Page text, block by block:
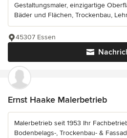
Gestaltungsmaler, einzigartige
Bäder und Flächen, Trockenbau,
45307 Essen
Ernst Haake Malerbetrieb
Malerbetrieb seit 1953 Ihr
Bodenbelags-, Trockenbau- &